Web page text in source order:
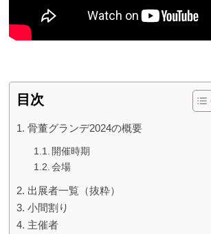
目次
骨董グランデ2024の概要
開催時期
会場
出展者一覧（抜粋）
小間割り
主催者